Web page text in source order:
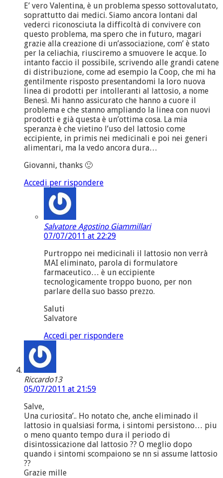
E’ vero Valentina, è un problema spesso sottovalutato,
soprattutto dai medici. Siamo ancora lontani dal
vederci riconosciuta la difficoltà di convivere con
questo problema, ma spero che in futuro, magari
grazie alla creazione di un’associazione, com’ è stato
per la celiachia, riusciremo a smuovere le acque. Io
intanto faccio il possibile, scrivendo alle grandi catene
di distribuzione, come ad esempio la Coop, che mi ha
gentilmente risposto presentandomi la loro nuova
linea di prodotti per intolleranti al lattosio, a nome
Benesì. Mi hanno assicurato che hanno a cuore il
problema e che stanno ampliando la linea con nuovi
prodotti e già questa è un’ottima cosa. La mia
speranza è che vietino l’uso del lattosio come
eccipiente, in primis nei medicinali e poi nei generi
alimentari, ma la vedo ancora dura…
Giovanni, thanks 🙂
Accedi per rispondere
Salvatore Agostino Giammillari
07/07/2011 at 22:29
Purtroppo nei medicinali il lattosio non verrà
MAI eliminato, parola di formulatore
farmaceutico… è un eccipiente
tecnologicamente troppo buono, per non
parlare della suo basso prezzo.
Saluti
Salvatore
Accedi per rispondere
Riccardo13
05/07/2011 at 21:59
Salve,
Una curiosita’.. Ho notato che, anche eliminado il
lattosio in qualsiasi forma, i sintomi persistono… piu
o meno quanto tempo dura il periodo di
disintossicazione dal lattosio ?? O meglio dopo
quando i sintomi scompaiono se nn si assume lattosio
??
Grazie mille